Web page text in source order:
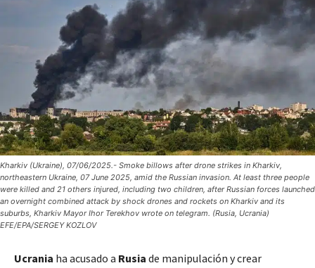
Kharkiv (Ukraine), 07/06/2025.- Smoke billows after drone strikes in Kharkiv,
northeastern Ukraine, 07 June 2025, amid the Russian invasion. At least three people
were killed and 21 others injured, including two children, after Russian forces launched
an overnight combined attack by shock drones and rockets on Kharkiv and its
suburbs, Kharkiv Mayor Ihor Terekhov wrote on telegram. (Rusia, Ucrania)
EFE/EPA/SERGEY KOZLOV
Ucrania ha acusado a Rusia de manipulación y crear